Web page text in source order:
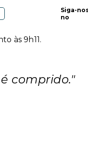
Siga-
no
às 9h11.
comprido."